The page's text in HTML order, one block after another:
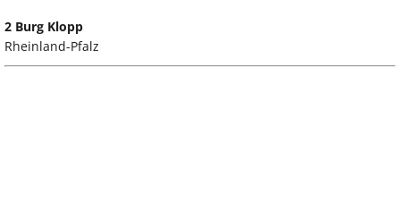
2 Burg Klopp
Rheinland-Pfalz